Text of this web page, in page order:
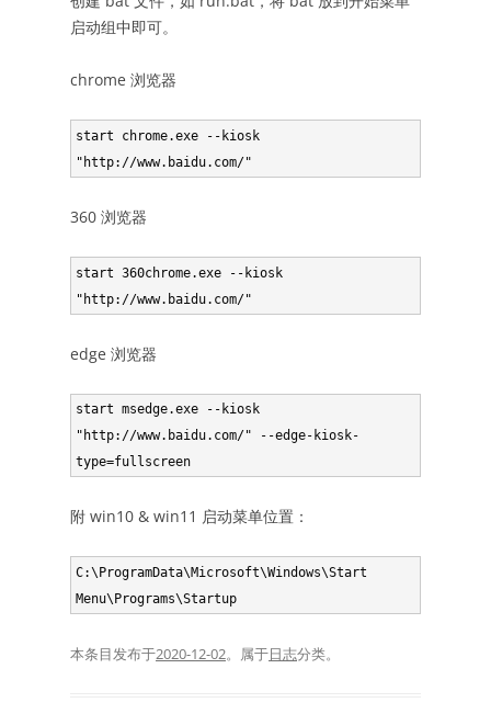
启动组中即可。
chrome 浏览器
start chrome.exe --kiosk
"http://www.baidu.com/"
360 浏览器
start 360chrome.exe --kiosk
"http://www.baidu.com/"
edge 浏览器
start msedge.exe --kiosk
"http://www.baidu.com/" --edge-kiosk-
type=fullscreen
附 win10 & win11 启动菜单位置：
C:\ProgramData\Microsoft\Windows\Start
Menu\Programs\Startup
本条目发布于2020-12-02。属于日志分类。